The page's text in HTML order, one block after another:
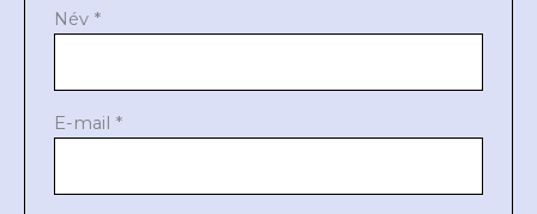
Név *
E-mail *